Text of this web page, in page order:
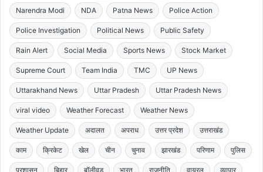
Narendra Modi NDA Patna News Police Action
Police Investigation Political News Public Safety
Rain Alert Social Media Sports News Stock Market
Supreme Court Team India TMC UP News
Uttarakhand News Uttar Pradesh Uttar Pradesh News
viral video Weather Forecast Weather News
Weather Update अदालत अपराध उत्तर प्रदेश उत्तराखंड
काम क्रिकेट खेल चीन चुनाव झारखंड परिणाम पुलिस
प्रशासन बिहार बॉलीवुड भारत राजनीति वायरल व्यापार